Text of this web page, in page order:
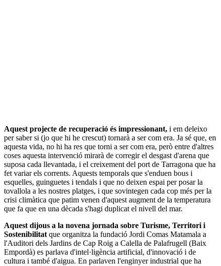
Aquest projecte de recuperació és impressionant, i em deleixo
per saber si (jo que hi he crescut) tornarà a ser com era. Ja sé que, en
aquesta vida, no hi ha res que torni a ser com era, però entre d'altres
coses aquesta intervenció mirarà de corregir el desgast d'arena que
suposa cada llevantada, i el creixement del port de Tarragona que ha
fet variar els corrents. Aquests temporals que s'enduen bous i
esquelles, guinguetes i tendals i que no deixen espai per posar la
tovallola a les nostres platges, i que sovintegen cada cop més per la
crisi climàtica que patim venen d'aquest augment de la temperatura
que fa que en una dècada s'hagi duplicat el nivell del mar.
Aquest dijous a la novena jornada sobre Turisme, Territori i
Sostenibilitat que organitza la fundació Jordi Comas Matamala a
l'Auditori dels Jardins de Cap Roig a Calella de Palafrugell (Baix
Empordà) es parlava d'intel·ligència artificial, d'innovació i de
cultura i també d'aigua. En parlaven l'enginyer industrial que ha